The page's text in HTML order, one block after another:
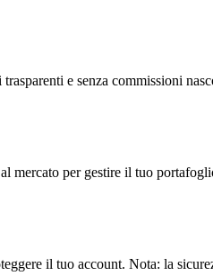
e senza commissioni
mercato per gestire il tuo
il tuo account. Nota: la